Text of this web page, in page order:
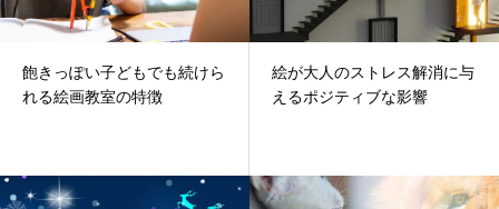
飽きっぽい子どもでも続けら
れる絵画教室の特徴
絵が大人のストレス解消に与
えるポジティブな影響